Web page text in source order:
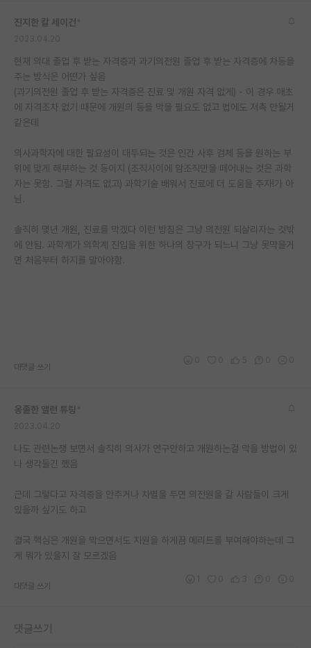
진지한 칼 세이건
현재 의대 졸업 후 받는 자격증과 과기의전원 졸업 후 받는 자격증에 차등을
주는 방식은 어떤가 싶음
(과기의전원 졸업 후 받는 자격증은 진료 및 개원 자격 없게) - 이 경우 애초
에 자격조차 없기 때문에 개원의 등을 막을 필요도 없고 법에도 저촉 안될거
같은데
의사과학자에 대한 필요성이 대두되는 것은 인간 사후 검체 등을 원하는 부
위에 맞게 해부하는 것 등이지 (조직사이에 암조직만을 떼어내는 것은 과학
자는 못함. 그럴 자격도 없고) 과학기술 배워서 진료에 더 도움을 주자!가 아
님.
솔직히 몇년 개원, 진료를 막겠다 이런 방침은 그냥 의전원 되살리자는 것밖
에 안됨. 과학계가 의학계 진입을 위한 하나의 창구가 되느니 그냥 못막을거
면 처음부터 하지를 말아야함.
대댓글 쓰기
옹졸한 앨런 튜링
나도 관련논쟁 보면서 솔직히 의사가 연구안하고 개원하는걸 막을 방법이 있
나 생각들긴 했음
근데 그렇다고 자격증을 안주거나 차별을 두면 의전원을 갈 사람들이 크게
있을까 싶기도 하고
결국 핵심은 개원을 막으면서도 지원을 하게끔 메리트를 부여해야하는데 그
게 뭐가 있을지 잘 모르겠음
대댓글 쓰기
댓글쓰기